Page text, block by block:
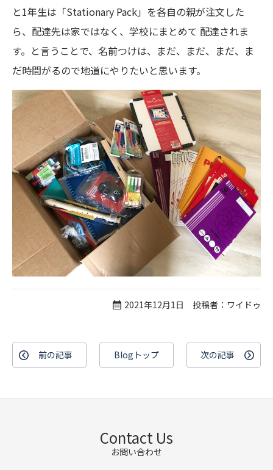
と1年生は「Stationary Pack」を各自の親が注文した
ら、配達先は家ではなく、学校にまとめて 配達されま
す。と言うことで、名前つけは、まだ、まだ、まだ、ま
だ時間がるので地道にやりたいと思います。
2021年12月1日 投稿者：ワイドゥ
前の記事 Blogトップ 次の記事
Contact Us
お問い合わせ